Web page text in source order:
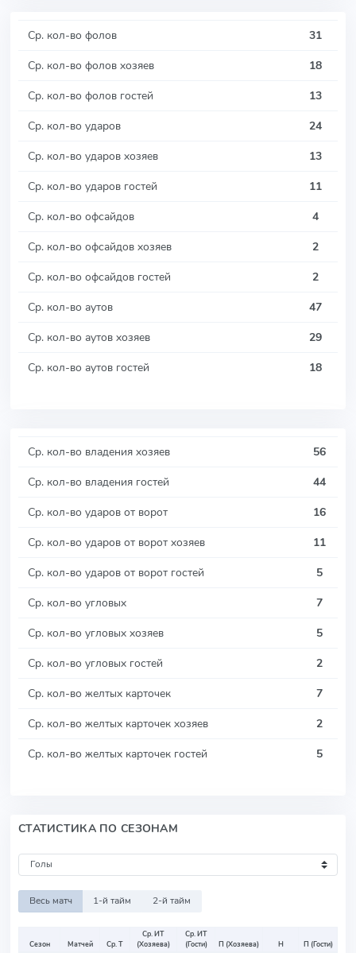
Ср. кол-во фолов
31
Ср. кол-во фолов хозяев
18
Ср. кол-во фолов гостей
13
Ср. кол-во ударов
24
Ср. кол-во ударов хозяев
13
Ср. кол-во ударов гостей
11
Ср. кол-во офсайдов
4
Ср. кол-во офсайдов хозяев
2
Ср. кол-во офсайдов гостей
2
Ср. кол-во аутов
47
Ср. кол-во аутов хозяев
29
Ср. кол-во аутов гостей
18
Ср. кол-во владения хозяев
56
Ср. кол-во владения гостей
44
Ср. кол-во ударов от ворот
16
Ср. кол-во ударов от ворот хозяев
11
Ср. кол-во ударов от ворот гостей
5
Ср. кол-во угловых
7
Ср. кол-во угловых хозяев
5
Ср. кол-во угловых гостей
2
Ср. кол-во желтых карточек
7
Ср. кол-во желтых карточек хозяев
2
Ср. кол-во желтых карточек гостей
5
СТАТИСТИКА ПО СЕЗОНАМ
Весь матч 1-й тайм 2-й тайм
Сезон Матчей Ср. Т
Ср. ИТ
(Хозяева)
Ср. ИТ
(Гости)
П (Хозяева) Н
П (Гости)